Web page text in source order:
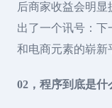
后商家收益会明显
出了一个讯号：下
和电商元素的崭新
02，程序到底是什